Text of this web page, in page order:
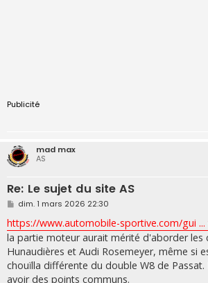
Publicité
mad max
AS
Re: Le sujet du site AS
M
s
s
a
g
e
dim. 1 mars 2026 22:30
https://www.automobile-sportive.com/gui ...
la partie moteur aurait mérité d'aborder les
Hunaudières et Audi Rosemeyer, même si
chouïlla différente du double W8 de
avoir des points communs.